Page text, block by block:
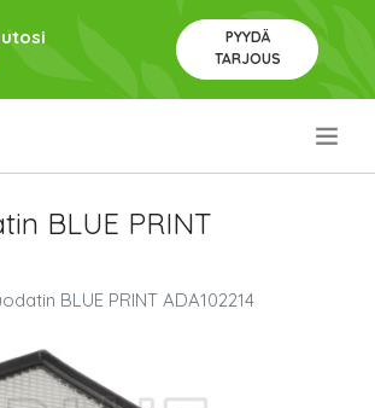
PYYDÄ
TARJOUS
BLUE PRINT
BLUE PRINT ADA102214